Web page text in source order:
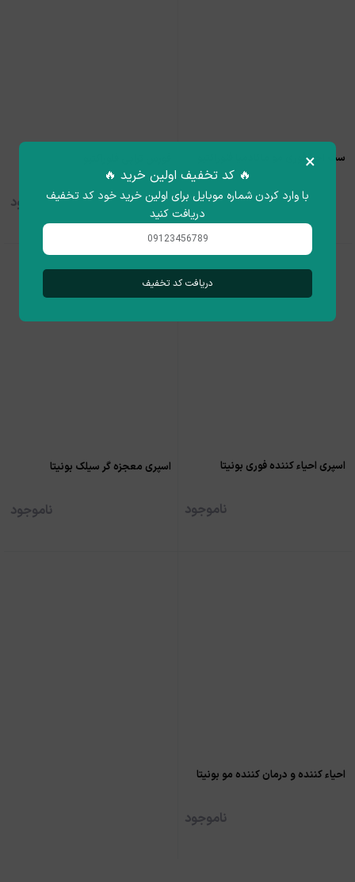
ست احیا فوری مو ماکادمیا فلوراکتیو
ناموجود ناموجود
اسپری احیاء کننده فوری بونیتا
ناموجود
اسپری معجزه گر سیلک بونیتا
ناموجود
احیاء کننده و درمان کننده مو بونیتا
ناموجود
× 🔥 کد تخفیف اولین خرید 🔥
با وارد کردن شماره موبایل برای اولین خرید خود کد تخفیف
دریافت کنید
دریافت کد تخفیف